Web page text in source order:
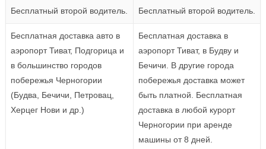
Бесплатный второй водитель. Бесплатный второй водитель.
Бесплатная доставка авто в
аэропорт Тиват, Подгорица и
в большинство городов
побережья Черногории
(Будва, Бечичи, Петровац,
Херцег Нови и др.)
Бесплатная доставка в
аэропорт Тиват, в Будву и
Бечичи. В другие города
побережья доставка может
быть платной. Бесплатная
доставка в любой курорт
Черногории при аренде
машины от 8 дней.